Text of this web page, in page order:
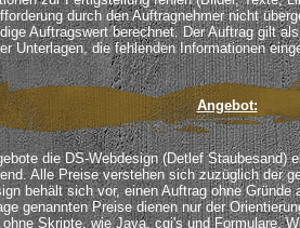
durch den Auftragnehmer nicht
Auftragswert berechnet. Der Auftrag gilt
Unterlagen, die fehlenden Informationen
Angebot:
die DS-Webdesign (Detlef Staubesand)
Alle Preise verstehen sich zuzüglich der
behält sich vor, einen Auftrag ohne Gründe
genannten Preise dienen nur der
Skripte, wie Java, cgi's und Formulare.